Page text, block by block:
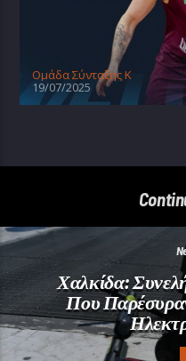
Oμάδα Σύνταξης Κ
19/07/2025
Χαλκίδα:
Που